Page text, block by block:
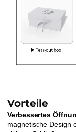
Vorteile
Verbessertes
magnetische Design